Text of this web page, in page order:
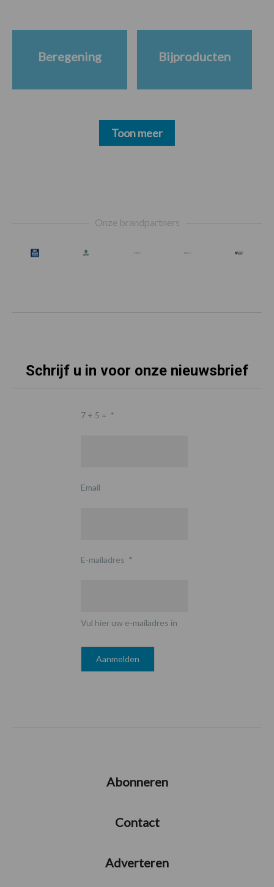
Beregening Bijproducten
Toon meer
Onze brandpartners
Schrijf u in voor onze nieuwsbrief
7 + 5 = *
Email
E-mailadres *
Vul hier uw e-mailadres in
Abonneren
Contact
Adverteren